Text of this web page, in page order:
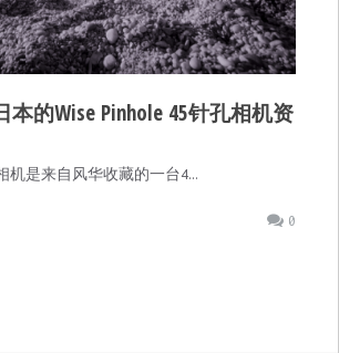
的Wise Pinhole 45针孔相机资
机是来自风华收藏的一台4…
0